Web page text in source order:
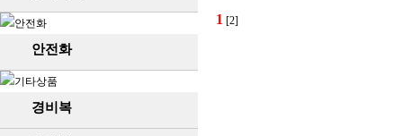
안전화
경비복
1 [2]